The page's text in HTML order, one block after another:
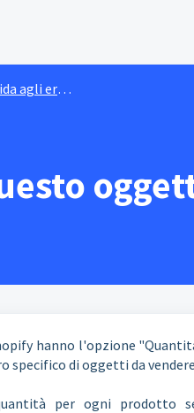
agli errori
hanno l'opzione
specifico di oggetti da
per ogni prodotto